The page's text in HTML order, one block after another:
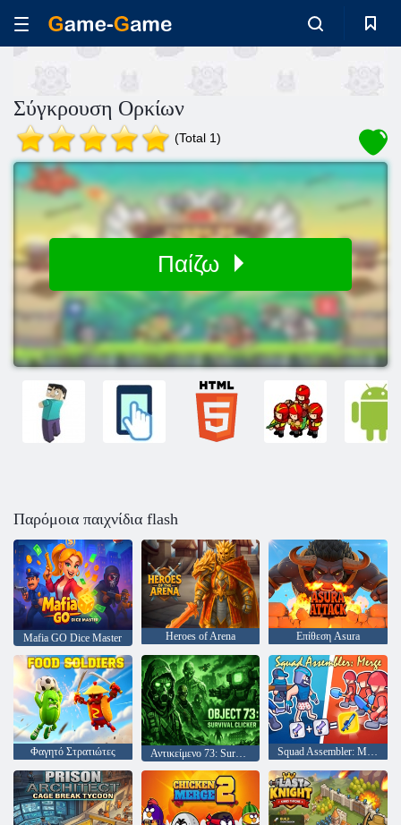
Σύγκρουση Ορκίων
(Total 1)
Παίζω
Παρόμοια παιχνίδια flash
Mafia GO Dice Master Heroes of Arena Επίθεση Asura
Φαγητό Στρατιώτες Αντικείμενο 73: Survival Clicker Squad Assembler: Merge